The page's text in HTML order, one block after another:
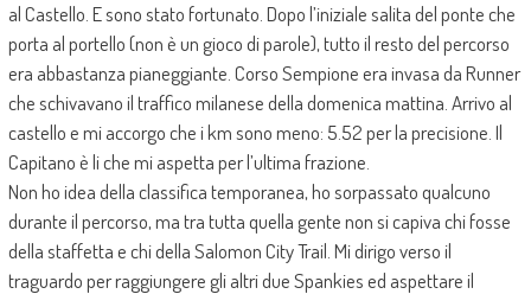
al Castello. E sono stato fortunato. Dopo l’iniziale salita del ponte che
porta al portello (non è un gioco di parole), tutto il resto del percorso
era abbastanza pianeggiante. Corso Sempione era invasa da Runner
che schivavano il traffico milanese della domenica mattina. Arrivo al
castello e mi accorgo che i km sono meno: 5.52 per la precisione. Il
Capitano è li che mi aspetta per l’ultima frazione.
Non ho idea della classifica temporanea, ho sorpassato qualcuno
durante il percorso, ma tra tutta quella gente non si capiva chi fosse
della staffetta e chi della Salomon City Trail. Mi dirigo verso il
traguardo per raggiungere gli altri due Spankies ed aspettare il